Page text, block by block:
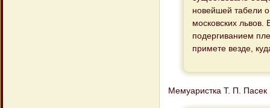
новейшей табели
московских
подергиванием
примете везде,
Мемуаристка Т. П.